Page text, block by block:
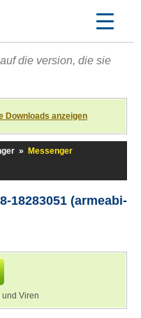
auf die version, die sie
Downloads anzeigen
»
Messenger
18283051 (armeabi-
und Viren